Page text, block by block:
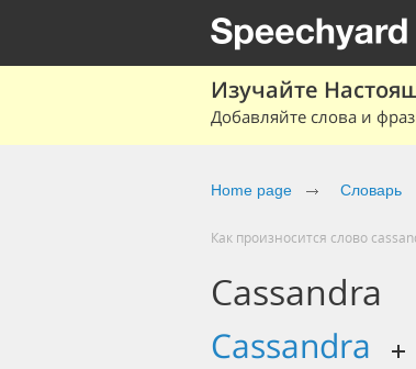
Изучайте
Добавляйте слова и
Home page Словарь
Как произносится слово
Cassandra
cassandra